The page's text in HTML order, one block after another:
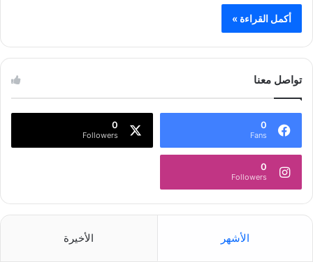
أكمل القراءة »
تواصل معنا
0
Fans
0
Followers
0
Followers
الأشهر الأخيرة